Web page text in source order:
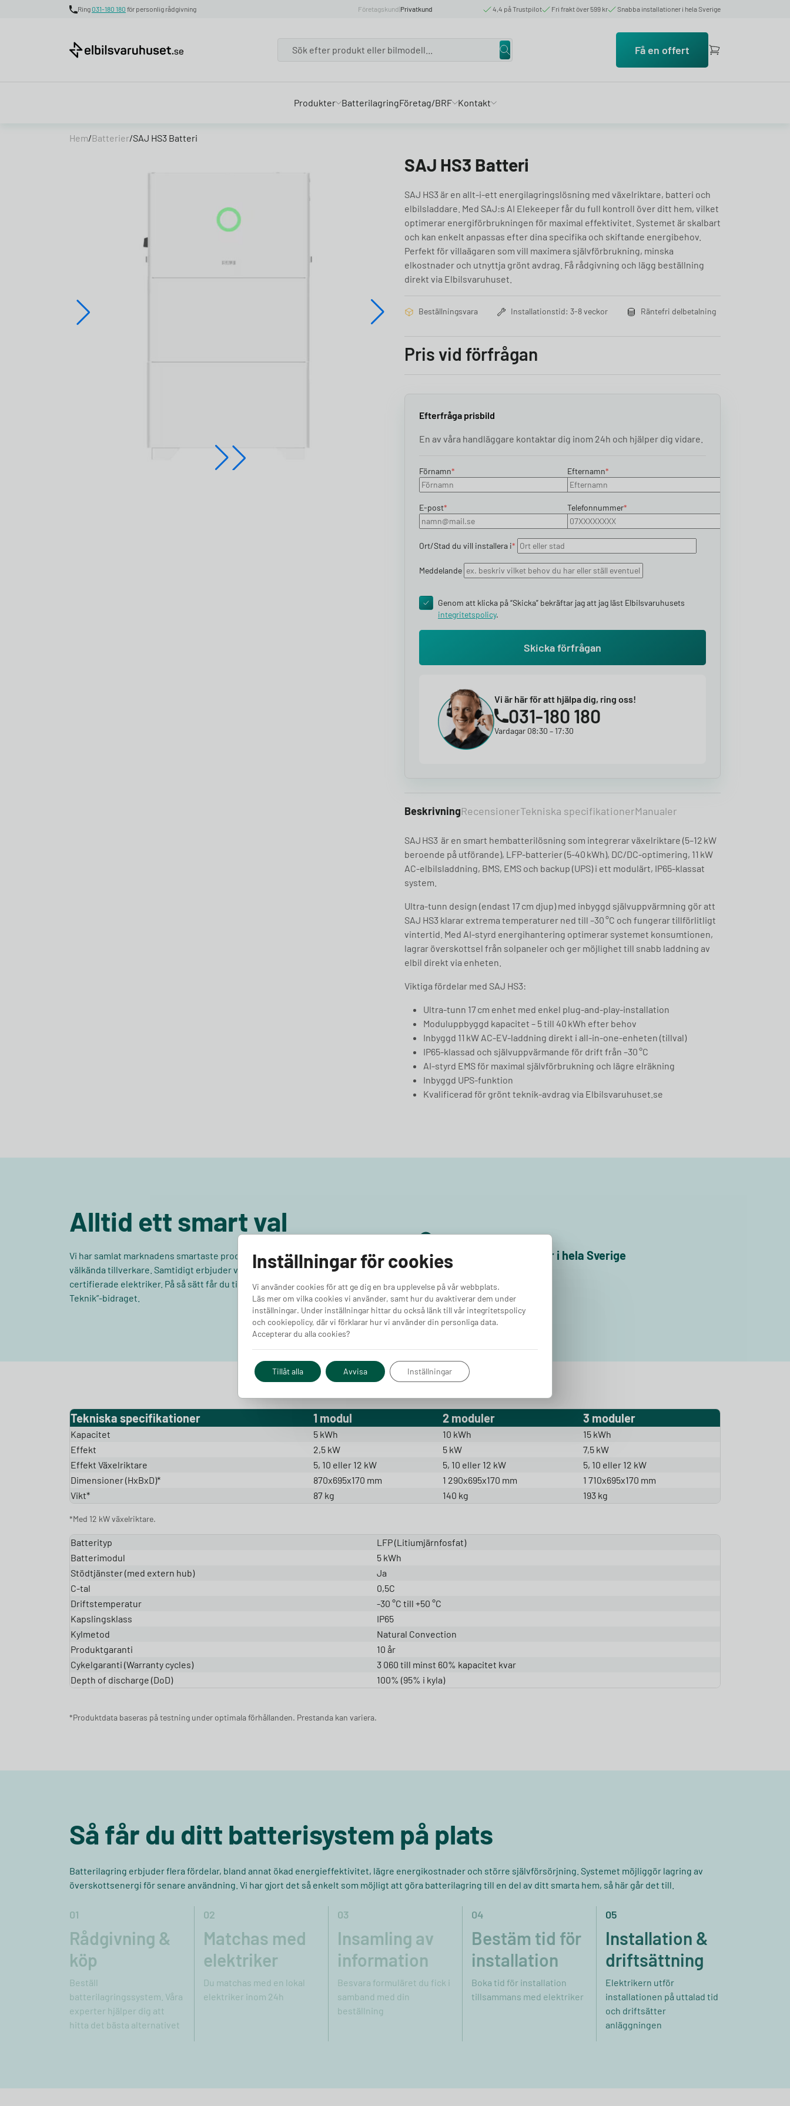
Ring031-180 180 för personlig rådgivning Företagskund|Privatkund 4,4 på Trustpilot Fri frakt över 599 kr Snabba installationer i hela Sverige
Få en offert
Produkter BatterilagringFöretag/BRF Kontakt
Hem/Batterier/SAJ HS3 Batteri
SAJ HS3 Batteri
SAJ HS3 är en allt‑i‑ett energilagringslösning med växelriktare, batteri och
elbilsladdare. Med SAJ:s AI Elekeeper får du full kontroll över ditt hem, vilket
optimerar energiförbrukningen för maximal effektivitet. Systemet är skalbart
och kan enkelt anpassas efter dina specifika och skiftande energibehov.
Perfekt för villaägaren som vill maximera självförbrukning, minska
elkostnader och utnyttja grönt avdrag. Få rådgivning och lägg beställning
direkt via Elbilsvaruhuset.
Beställningsvara Installationstid: 3-8 veckor Räntefri delbetalning
Pris vid förfrågan
Efterfråga prisbild
En av våra handläggare kontaktar dig inom 24h och hjälper dig vidare.
Förnamn* Efternamn*
E-post* Telefonnummer*
Ort/Stad du vill installera i*
Meddelande
Genom att klicka på “Skicka” bekräftar jag att jag läst Elbilsvaruhusets
integritetspolicy​.
Vi är här för att hjälpa dig, ring oss!
031-180 180
Vardagar 08:30 – 17:30
BeskrivningRecensionerTekniska specifikationerManualer
SAJ HS3 är en smart hembatterilösning som integrerar växelriktare (5–12 kW
beroende på utförande), LFP‑batterier (5-40 kWh), DC/DC‑optimering, 11 kW
AC‑elbilsladdning, BMS, EMS och backup (UPS) i ett modulärt, IP65‑klassat
system.
Ultra‑tunn design (endast 17 cm djup) med inbyggd självuppvärmning gör att
SAJ HS3 klarar extrema temperaturer ned till –30 °C och fungerar tillförlitligt
vintertid. Med AI-styrd energihantering optimerar systemet konsumtionen,
lagrar överskottsel från solpaneler och ger möjlighet till snabb laddning av
elbil direkt via enheten.
Viktiga fördelar med SAJ HS3:
Ultra‑tunn 17 cm enhet med enkel plug‑and‑play‑installation
Moduluppbyggd kapacitet – 5 till 40 kWh efter behov
Inbyggd 11 kW AC‑EV‑laddning direkt i all‑in‑one‑enheten (tillval)
IP65‑klassad och självuppvärmande för drift från –30 °C
AI‑styrd EMS för maximal självförbrukning och lägre elräkning
Inbyggd UPS‑funktion
Kvalificerad för grönt teknik‑avdrag via Elbilsvaruhuset.se
Alltid ett smart val
Vi har samlat marknadens smartaste produkter under ett och samma tak från
välkända tillverkare. Samtidigt erbjuder vi alltid installation via utvalda
certifierade elektriker. På så sätt får du tillgång till 50% avdrag med ”Grön
Teknik”-bidraget.
Enkel beställning
Snabba installationer i hela Sverige
Alltid prisvärt
Tekniska specifikationer 1 modul 2 moduler 3 moduler
Kapacitet 5 kWh 10 kWh
15 kWh
Effekt
2,5 kW 5 kW
7,5 kW
Effekt Växelriktare
5, 10 eller 12 kW 5, 10 eller 12 kW
5, 10 eller 12 kW
Dimensioner (HxBxD)*
870x695x170 mm 1 290x695x170 mm
1 710x695x170 mm
Vikt*
87 kg 140 kg 193 kg
*Med 12 kW växelriktare.
Batterityp
LFP (Litiumjärnfosfat)
Batterimodul
5 kWh
Stödtjänster (med extern hub)
Ja
C-tal
0,5C
Driftstemperatur
-30 °C till +50 °C
Kapslingsklass
IP65
Kylmetod
Natural Convection
Produktgaranti
10 år
Cykelgaranti (Warranty cycles)
3 060 till minst 60% kapacitet kvar
Depth of discharge (DoD)
100% (95% i kyla)
*Produktdata baseras på testning under optimala förhållanden. Prestanda kan variera.
Så får du ditt batterisystem på plats
Batterilagring erbjuder flera fördelar, bland annat ökad energieffektivitet, lägre energikostnader och större självförsörjning. Systemet möjliggör lagring av
överskottsenergi för senare användning. Vi har gjort det så enkelt som möjligt att göra batterilagring till en del av ditt smarta hem, så här går det till.
01
Rådgivning &
köp
Beställ
batterilagringssystem. Våra
experter hjälper dig att
hitta det bästa alternativet
02
Matchas med
elektriker
Du matchas med en lokal
elektriker inom 24h
03
Insamling av
information
Besvara formuläret du fick i
samband med din
beställning
04
Bestäm tid för
installation
Boka tid för installation
tillsammans med elektriker
05
Installation &
driftsättning
Elektrikern utför
installationen på uttalad tid
och driftsätter
anläggningen
Inställningar för cookies
Vi använder cookies för att ge dig en bra upplevelse på vår webbplats.
Läs mer om vilka cookies vi använder, samt hur du avaktiverar dem under
inställningar. Under inställningar hittar du också länk till vår integritetspolicy
och cookiepolicy, där vi förklarar hur vi använder din personliga data.
Accepterar du alla cookies?
Tillåt alla Avvisa Inställningar